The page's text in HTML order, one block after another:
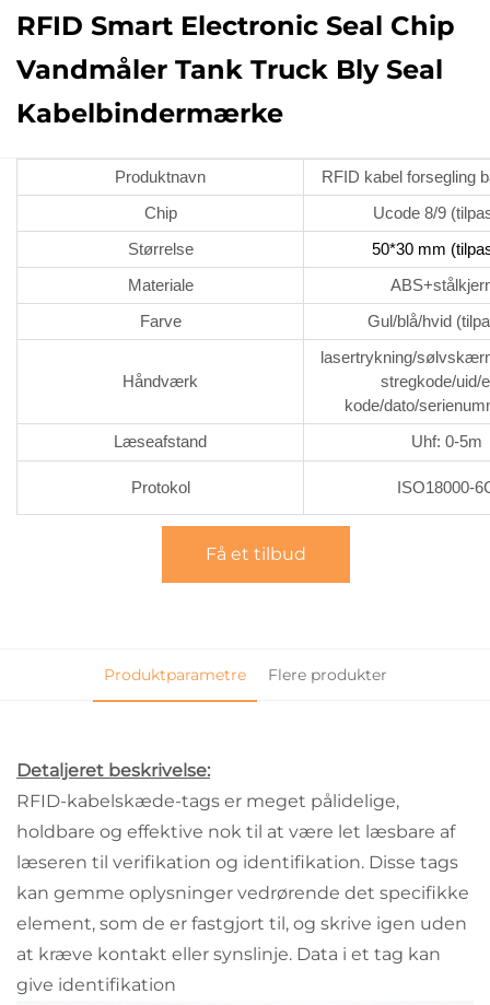
RFID Smart Electronic Seal Chip
Vandmåler Tank Truck Bly Seal
Kabelbindermærke
Produktnavn
RFID kabel forsegling
Chip
Ucode 8/9
Størrelse
50*30 mm
Materiale
Farve
Gul/blå/hvid
Håndværk
lasertrykning/
stregkode/uid/
kode/dato/
Læseafstand
Uhf: 0-5m
Protokol ISO18000-
Få et tilbud
Produktparametre Flere produkter
Detaljeret beskrivelse:
RFID-kabelskæde-tags er meget pålidelige,
holdbare og effektive nok til at være let læsbare af
læseren til verifikation og identifikation. Disse tags
kan gemme oplysninger vedrørende det specifikke
element, som de er fastgjort til, og skrive igen uden
at kræve kontakt eller synslinje. Data i et tag kan
give identifikation